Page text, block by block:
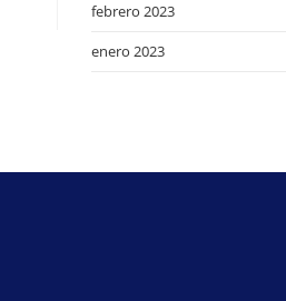
febrero 2023
enero 2023